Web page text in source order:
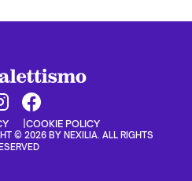
COOKIE POLICY
© 2026 BY NEXILIA. ALL RIGHTS